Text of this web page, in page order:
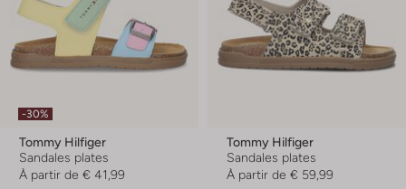
-30%
Tommy Hilfiger
Sandales plates
À partir de € 41,99
Tommy Hilfiger
Sandales plates
À partir de € 59,99